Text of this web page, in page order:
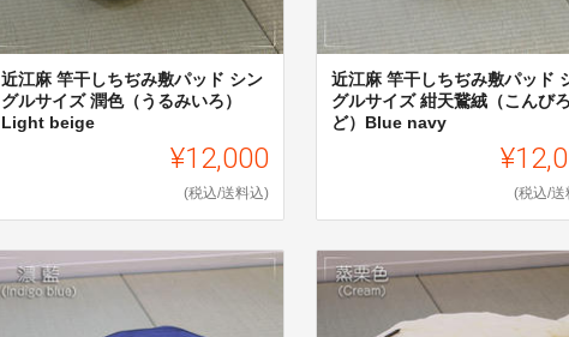
近江麻 竿干しちぢみ敷パッド シン
グルサイズ 潤色（うるみいろ）
Light beige
¥12,000
(税込/送料込)
近江麻 竿干しちぢみ敷パッド
グルサイズ 紺天鵞絨（こんび
ど）Blue navy
(税込/送